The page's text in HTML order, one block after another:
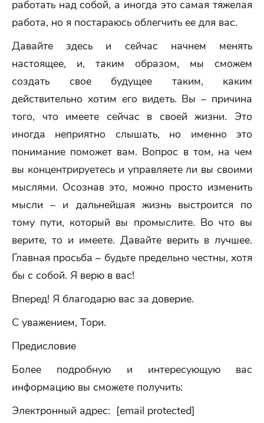
работать над собой, а иногда это самая тяжелая
работа, но я постараюсь облегчить ее для вас.
Давайте здесь и сейчас начнем менять
настоящее, и, таким образом, мы сможем
создать свое будущее таким, каким
действительно хотим его видеть. Вы – причина
того, что имеете сейчас в своей жизни. Это
иногда неприятно слышать, но именно это
понимание поможет вам. Вопрос в том, на чем
вы концентрируетесь и управляете ли вы своими
мыслями. Осознав это, можно просто изменить
мысли – и дальнейшая жизнь выстроится по
тому пути, который вы промыслите. Во что вы
верите, то и имеете. Давайте верить в лучшее.
Главная просьба – будьте предельно честны, хотя
бы с собой. Я верю в вас!
Вперед! Я благодарю вас за доверие.
С уважением, Тори.
Предисловие
Более подробную и интересующую вас
информацию вы сможете получить:
Электронный адрес: [email protected]